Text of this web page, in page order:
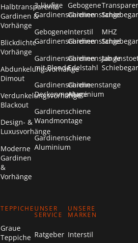
Halbtransparente
Gardinen &
Vorhänge
Blickdichte
Vorhänge
Abdunkelungsvorhänge
Dimout
Verdunkelungsvorhänge
Blackout
Design- &
Luxusvorhänge
Moderne
Gardinen
&
Vorhänge
3-läufige
Gardinenschienen
Gebogene
Gardinenschienen
Gardinenschienen
mit Blende
Gardinenschiene
Deckenmontage
Gardinenschiene
Wandmontage
Gardinenschiene
Aluminium
Gebogene
Gardinenstange
Interstil
Gardinenstange
Gardinenstange
Edelstahl
Gardinenstange
Aluminium
MHZ
Jab
TEPPICHE
Graue
Teppiche
UNSER
SERVICE
Ratgeber
UNSERE
MARKEN
Interstil